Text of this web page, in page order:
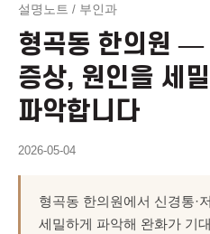
설명노트 / 부인과
형곡동 한의원 —
증상, 원인을 세밀
파악합니다
2026-05-04
형곡동 한의원에서 신경통·
세밀하게 파악해 완화가 기